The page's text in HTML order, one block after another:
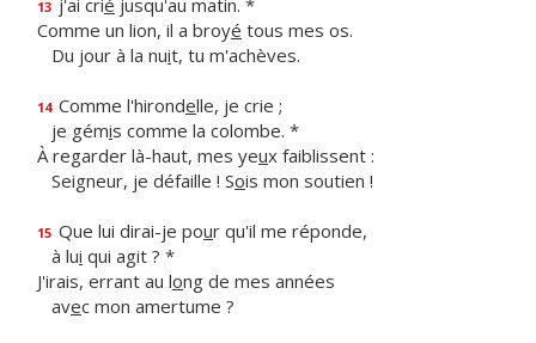
13 j'ai crié jusqu'au matin. *
Comme un lion, il a broyé tous mes os.
Du jour à la nuit, tu m'achèves.
14 Comme l'hirondelle, je crie ;
je gémis comme la colombe. *
À regarder là-haut, mes yeux faiblissent :
Seigneur, je défaille ! Sois mon soutien !
15 Que lui dirai-je pour qu'il me réponde,
à lui qui agit ? *
J'irais, errant au long de mes années
avec mon amertume ?